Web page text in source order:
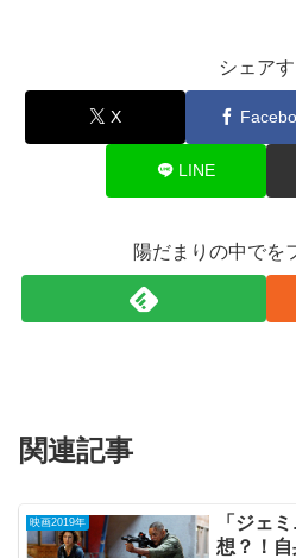
シェア
X
LINE
陽だまりの中でを
関連記事
映画2019年
「ジェ
想？！